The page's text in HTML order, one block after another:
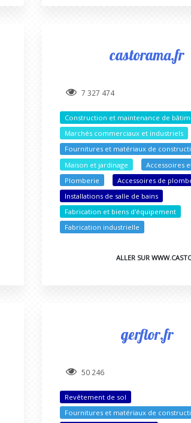
castorama.fr
7 327 474
Construction et maintenance de
Marchés commerciaux et industriels
Fournitures et matériaux de
Maison et jardinage
Accessoires
Plomberie
Accessoires de
Installations de salle de bains
Fabrication et biens d'équipement
Fabrication industrielle
ALLER SUR
gerflor.fr
50 246
Revêtement de sol
Fournitures et matériaux de